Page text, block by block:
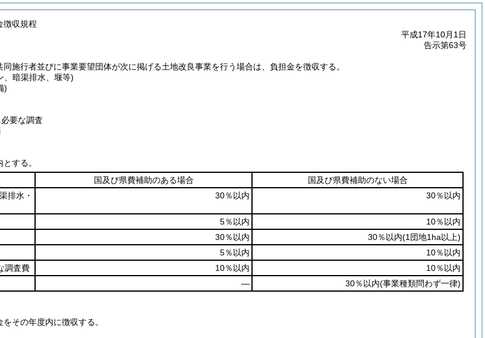
徴収規程
平成17年10月1日
告示第63号
施行者並びに事業要望団体が次に掲げる土地改良事業を行う場合は、負担金を徴収する。
、暗渠排水、堰等)
)
要な調査
する。
国及び県費補助のある場合
国及び県費補助のない場合
排水・
30％以内 30％以内
5％以内
10％以内
30％以内 30％以内(1団地1ha以上)
5％以内
10％以内
調査費
10％以内
10％以内
― 30％以内(事業種類問わず一律)
その年度内に徴収する。